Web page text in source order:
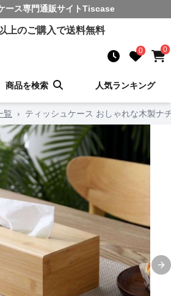
ース専門通販サイトTiscase
上のご購入で送料無料
0 0
商品を検索 人気ランキング
覧 › ティッシュケース おしゃれな木製ナ